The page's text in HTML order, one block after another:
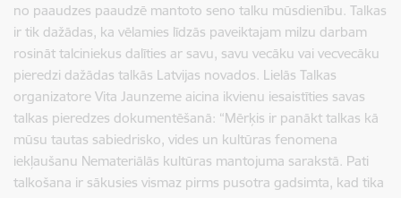
no paaudzes paaudzē mantoto seno talku mūsdienību. Talkas
ir tik dažādas, ka vēlamies līdzās paveiktajam milzu darbam
rosināt talciniekus dalīties ar savu, savu vecāku vai vecvecāku
pieredzi dažādas talkās Latvijas novados. Lielās Talkas
organizatore Vita Jaunzeme aicina ikvienu iesaistīties savas
talkas pieredzes dokumentēšanā: “Mērķis ir panākt talkas kā
mūsu tautas sabiedrisko, vides un kultūras fenomena
iekļaušanu Nemateriālās kultūras mantojuma sarakstā. Pati
talkošana ir sākusies vismaz pirms pusotra gadsimta, kad tika